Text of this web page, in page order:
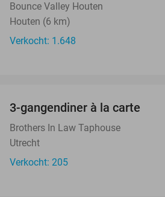
Bounce Valley Houten
Houten (6 km)
Verkocht: 1.648
3-gangendiner à la carte
Brothers In Law Taphouse
Utrecht
Verkocht: 205